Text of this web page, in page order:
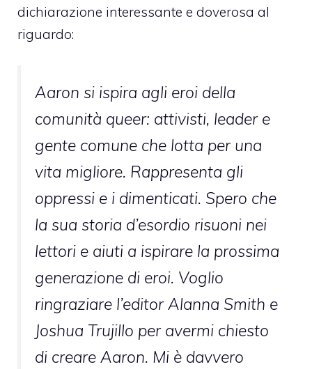
dichiarazione interessante e doverosa al
riguardo:
Aaron si ispira agli eroi della
comunità queer: attivisti, leader e
gente comune che lotta per una
vita migliore. Rappresenta gli
oppressi e i dimenticati. Spero che
la sua storia d’esordio risuoni nei
lettori e aiuti a ispirare la prossima
generazione di eroi. Voglio
ringraziare l’editor Alanna Smith e
Joshua Trujillo per avermi chiesto
di creare Aaron. Mi è davvero